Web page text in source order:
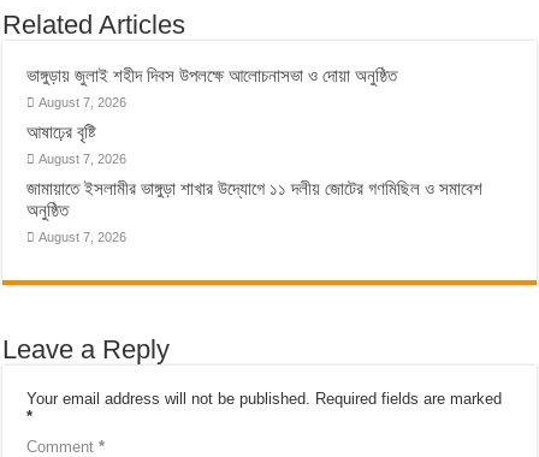
Related Articles
ভাঙ্গুড়ায় জুলাই শহীদ দিবস উপলক্ষে আলোচনাসভা ও দোয়া অনুষ্ঠিত
August 7, 2026
আষাঢ়ের বৃষ্টি
August 7, 2026
জামায়াতে ইসলামীর ভাঙ্গুড়া শাখার উদ্যোগে ১১ দলীয় জোটের গণমিছিল ও সমাবেশ
অনুষ্ঠিত
August 7, 2026
Leave a Reply
Your email address will not be published. Required fields are marked
*
Comment*